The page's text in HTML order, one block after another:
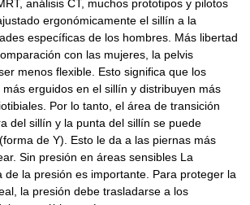
análisis CT, muchos prototipos y pilotos
ergonómicamente el sillín a la
específicas de los hombres. Más libertad
con las mujeres, la pelvis
menos flexible. Esto significa que los
erguidos en el sillín y distribuyen más
Por lo tanto, el área de transición
del sillín y la punta del sillín se puede
de Y). Esto le da a las piernas más
Sin presión en áreas sensibles La
de la presión es importante. Para proteger la
la presión debe trasladarse a los